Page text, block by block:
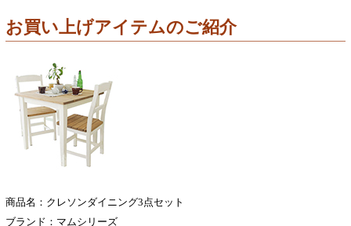
お買い上げアイテムのご紹介
商品名：クレソンダイニング3点セット
ブランド：マムシリーズ